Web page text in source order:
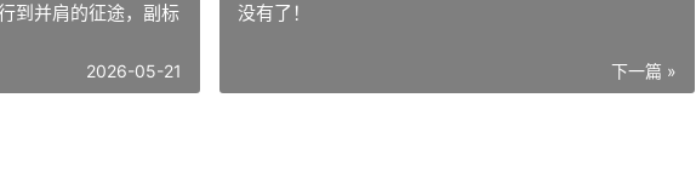
到并肩的征途，副标
2026-05-21
没有了！
下一篇 »